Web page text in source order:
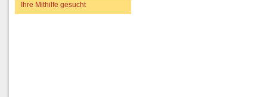
Ihre Mithilfe gesucht